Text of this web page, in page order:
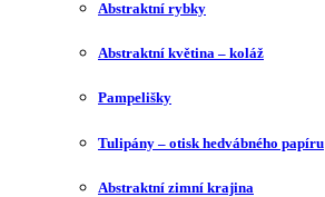
Abstraktní rybky
Abstraktní květina – koláž
Pampelišky
Tulipány – otisk hedvábného papíru
Abstraktní zimní krajina